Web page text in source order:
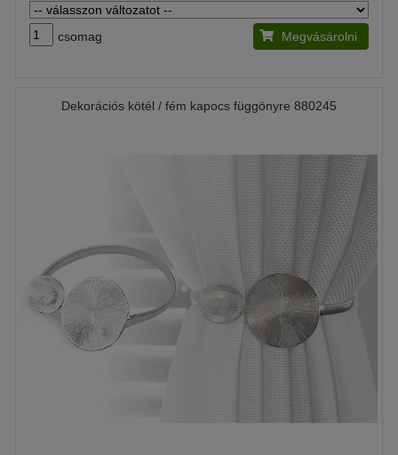
csomag Megvásárolni
Dekorációs kötél / fém kapocs függönyre 880245